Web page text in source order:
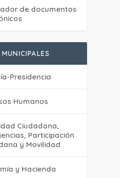
de documentos
Presidencia
Humanos
Ciudadana,
Participación
y Movilidad
y Hacienda